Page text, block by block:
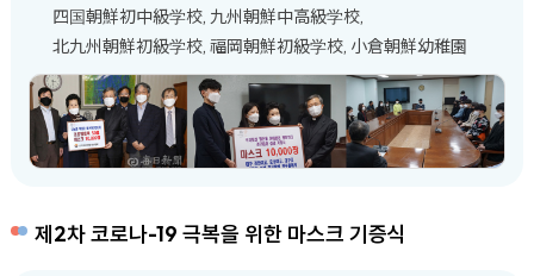
四国朝鮮初中級学校, 九州朝鮮中高級学校,
北九州朝鮮初級学校, 福岡朝鮮初級学校, 小倉朝鮮幼稚園
제2차 코로나-19 극복을 위한 마스크 기증식